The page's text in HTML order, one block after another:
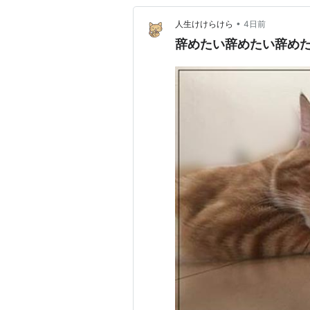
人生けけらけら • 4日前
辞めたい辞めたい辞め